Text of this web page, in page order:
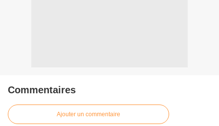
Commentaires
Ajouter un commentaire